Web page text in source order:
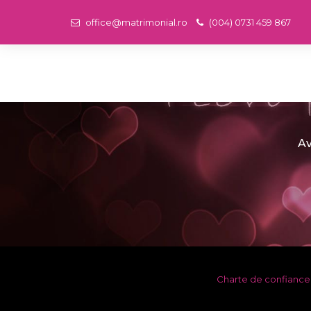
office@matrimonial.ro (004) 0731 459 867
Charte de confiance